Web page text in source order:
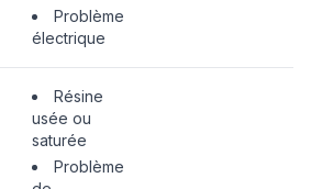
Problème
électrique
Résine
usée ou
saturée
Problème